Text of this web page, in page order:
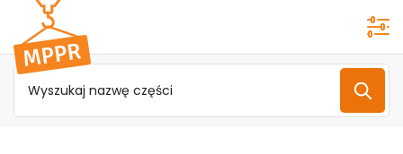
Przejdź do
menu
głównego